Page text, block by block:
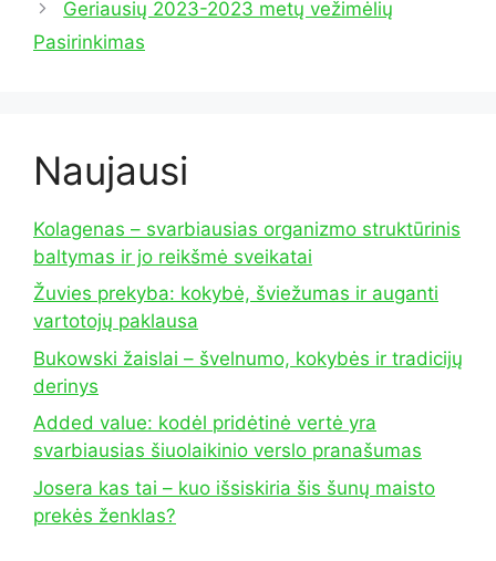
Geriausių 2023-2023 metų vežimėlių
Pasirinkimas
Naujausi
Kolagenas – svarbiausias organizmo struktūrinis
baltymas ir jo reikšmė sveikatai
Žuvies prekyba: kokybė, šviežumas ir auganti
vartotojų paklausa
Bukowski žaislai – švelnumo, kokybės ir tradicijų
derinys
Added value: kodėl pridėtinė vertė yra
svarbiausias šiuolaikinio verslo pranašumas
Josera kas tai – kuo išsiskiria šis šunų maisto
prekės ženklas?